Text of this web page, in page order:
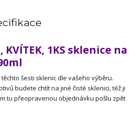
KVÍTEK, 1KS sklenice na
šesti sklenic dle vašeho výběru.
budete chtít na jiné čisté sklenici, též ji
tu přeopravenou objednávku pošlu zpět